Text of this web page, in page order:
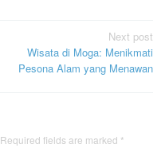
Next post
Wisata di Moga: Menikmati
Pesona Alam yang Menawan
Required fields are marked *